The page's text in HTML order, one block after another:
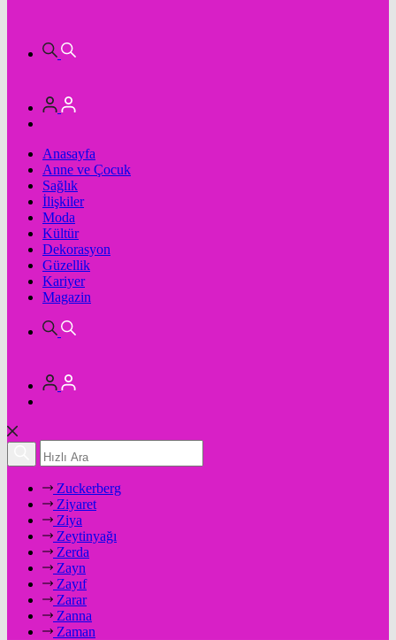
Anasayfa
Anne ve Çocuk
Sağlık
İlişkiler
Moda
Kültür
Dekorasyon
Güzellik
Kariyer
Magazin
Zuckerberg
Ziyaret
Ziya
Zeytinyağı
Zerda
Zayn
Zayıf
Zarar
Zanna
Zaman